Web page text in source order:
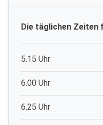
Die täglichen Zeiten
5.15 Uhr
6.00 Uhr
6.25 Uhr